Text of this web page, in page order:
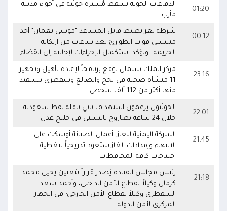
01:20
الدفاعات الجوية تُسقط مُسيرة حوثية في أجواء مدينة
مأرب
00:12
شرطة تعز تضبط قاتل المساعد "موسى نعمان" أحد
منتسبي قوات الطوارئ بعد ساعات من ارتكابه
الجريمة.. وتؤكد استكمال الإجراءات لإحالته إلى القضاء
23:16
مركز الملك سلمان يوقع برنامجاً لإعادة تأهيل وتجهيز
11 منشأة صحية في لحج والضالع وسقطرى يستفيد
منها أكثر من 112 ألف شخص
22:01
الحوثيون يزعمون استهداف ثاني ناقلة نفط سعودية
خلال 24 ساعة بصاروخ باليستي في خليج عدن
21:45
الشركة اليمنية للغاز: أعمال الصيانة أوشكت على
الانتهاء وإمدادات الغاز ستعود تدريجياً لتغطية
احتياجات كافة المحافظات
21:18
رئيس مجلس القيادة يُصدر قراراً بتعيين يحيى محمد
كزمان وكيلاً لقطاع الأمن الداخلي، وأحمد سعد
السقطري وكيلاً لقطاع الأمن الخارجي؛ في الجهاز
المركزي لأمن الدولة